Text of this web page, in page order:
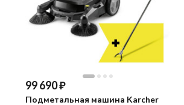
99 690₽
Подметальная машина Karcher